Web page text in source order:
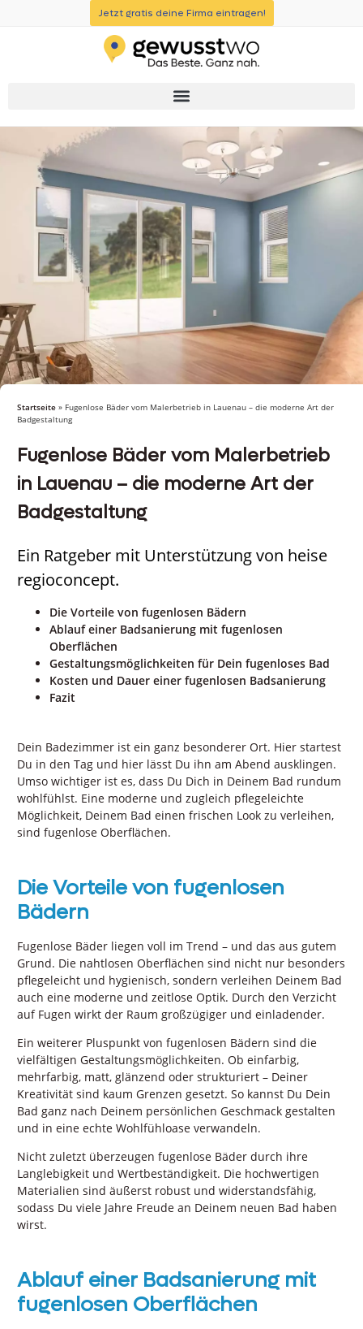
Jetzt gratis deine Firma eintragen!
Startseite » Fugenlose Bäder vom Malerbetrieb in Lauenau – die moderne Art der
Badgestaltung
Fugenlose Bäder vom Malerbetrieb
in Lauenau – die moderne Art der
Badgestaltung
Ein Ratgeber mit Unterstützung von heise
regioconcept.
Die Vorteile von fugenlosen Bädern
Ablauf einer Badsanierung mit fugenlosen
Oberflächen
Gestaltungsmöglichkeiten für Dein fugenloses Bad
Kosten und Dauer einer fugenlosen Badsanierung
Fazit
Dein Badezimmer ist ein ganz besonderer Ort. Hier startest
Du in den Tag und hier lässt Du ihn am Abend ausklingen.
Umso wichtiger ist es, dass Du Dich in Deinem Bad rundum
wohlfühlst. Eine moderne und zugleich pflegeleichte
Möglichkeit, Deinem Bad einen frischen Look zu verleihen,
sind fugenlose Oberflächen.
Die Vorteile von fugenlosen
Bädern
Fugenlose Bäder liegen voll im Trend – und das aus gutem
Grund. Die nahtlosen Oberflächen sind nicht nur besonders
pflegeleicht und hygienisch, sondern verleihen Deinem Bad
auch eine moderne und zeitlose Optik. Durch den Verzicht
auf Fugen wirkt der Raum großzügiger und einladender.
Ein weiterer Pluspunkt von fugenlosen Bädern sind die
vielfältigen Gestaltungsmöglichkeiten. Ob einfarbig,
mehrfarbig, matt, glänzend oder strukturiert – Deiner
Kreativität sind kaum Grenzen gesetzt. So kannst Du Dein
Bad ganz nach Deinem persönlichen Geschmack gestalten
und in eine echte Wohlfühloase verwandeln.
Nicht zuletzt überzeugen fugenlose Bäder durch ihre
Langlebigkeit und Wertbeständigkeit. Die hochwertigen
Materialien sind äußerst robust und widerstandsfähig,
sodass Du viele Jahre Freude an Deinem neuen Bad haben
wirst.
Ablauf einer Badsanierung mit
fugenlosen Oberflächen